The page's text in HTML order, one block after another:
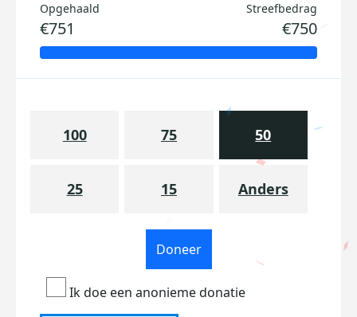
Opgehaald
€751
Streefbedrag
€750
100 75 50
25 15 Anders
Doneer
Ik doe een anonieme donatie